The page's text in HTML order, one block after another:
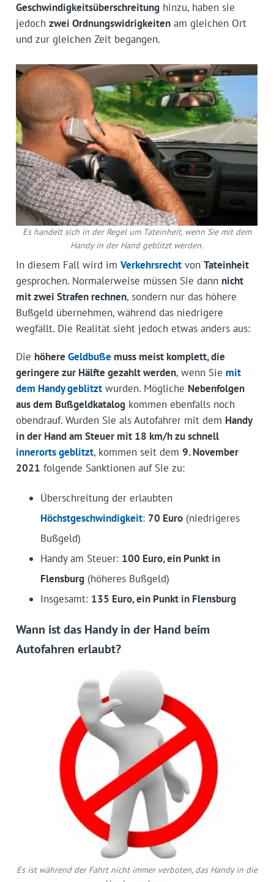
Geschwindigkeitsüberschreitunghinzu, haben sie
jedoch zwei Ordnungswidrigkeitenam gleichen Ort
und zur gleichen Zeit begangen.
Es handelt sich in der Regel um Tat­einheit, wenn Sie mit dem
Handy in der Hand geblitzt werden.
In diesem Fall wird im Verkehrsrechtvon Tateinheit
gesprochen. Normalerweise müssen Sie dann nicht
mit zwei Strafen rechnen, sondern nur das höhere
Bußgeld übernehmen, während das niedrigere
wegfällt. Die Realität sieht jedoch etwas anders aus:
Die höhere Geldbuße muss meist komplett, die
geringere zur Hälfte gezahlt werden, wenn Sie mit
dem Handy geblitztwurden. Mögliche Nebenfolgen
aus dem Bußgeldkatalogkommen ebenfalls noch
obendrauf. Wurden Sie als Autofahrer mit dem Handy
in der Hand am Steuer mit 18 km/h zu schnell
innerorts geblitzt, kommen seit dem 9. November
2021 folgende Sanktionen auf Sie zu:
Überschreitung der erlaubten
Höchstgeschwindigkeit: 70 Euro(niedrigeres
Bußgeld)
Handy am Steuer: 100 Euro, ein Punkt in
Flensburg(höheres Bußgeld)
Insgesamt: 135 Euro, ein Punkt in Flensburg
Wann ist das Handy in der Hand beim
Autofahren erlaubt?
Es ist während der Fahrt nicht immer verboten, das Handy in die